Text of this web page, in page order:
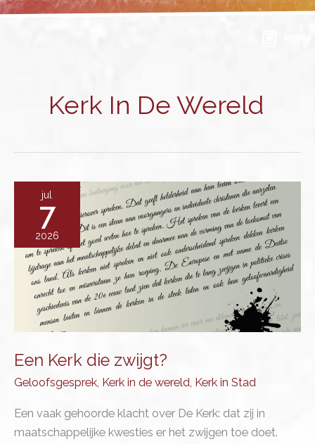
Ga
Kerk In De Wereld
jul
7
2026
Een Kerk die zwijgt?
Geloofsgesprek Kerk in de wereld Kerk in Stad
Een vaak gehoorde klacht over De Kerk: dat zij in
maatschappelijke kwesties er het zwijgen toe doet.